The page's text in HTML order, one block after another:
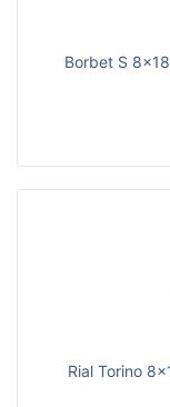
Borbet S
Rial Torino